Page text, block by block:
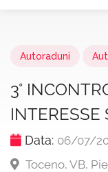
Autoraduni
3°
INTERESSE
Data: 06/07/
Toceno, VB,